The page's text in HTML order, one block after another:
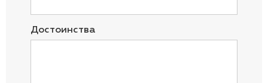
Достоинства